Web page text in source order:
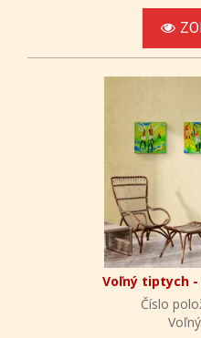
Voľný tiptych
Číslo